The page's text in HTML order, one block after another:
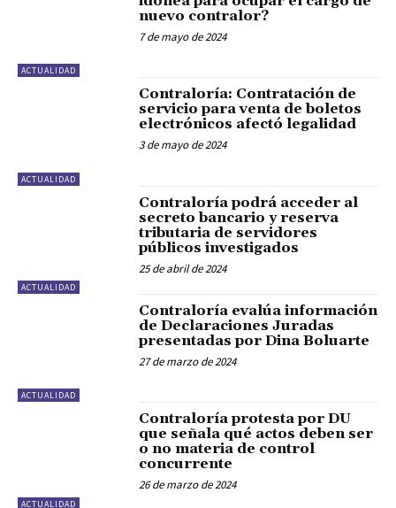
ACTUALIDAD
nuevo contralor?
7 de mayo de 2024
ACTUALIDAD
Contraloría: Contratación de
servicio para venta de boletos
electrónicos afectó legalidad
3 de mayo de 2024
ACTUALIDAD
Contraloría podrá acceder al
secreto bancario y reserva
tributaria de servidores
públicos investigados
25 de abril de 2024
ACTUALIDAD
Contraloría evalúa información
de Declaraciones Juradas
presentadas por Dina Boluarte
27 de marzo de 2024
ACTUALIDAD
Contraloría protesta por DU
que señala qué actos deben ser
o no materia de control
concurrente
26 de marzo de 2024